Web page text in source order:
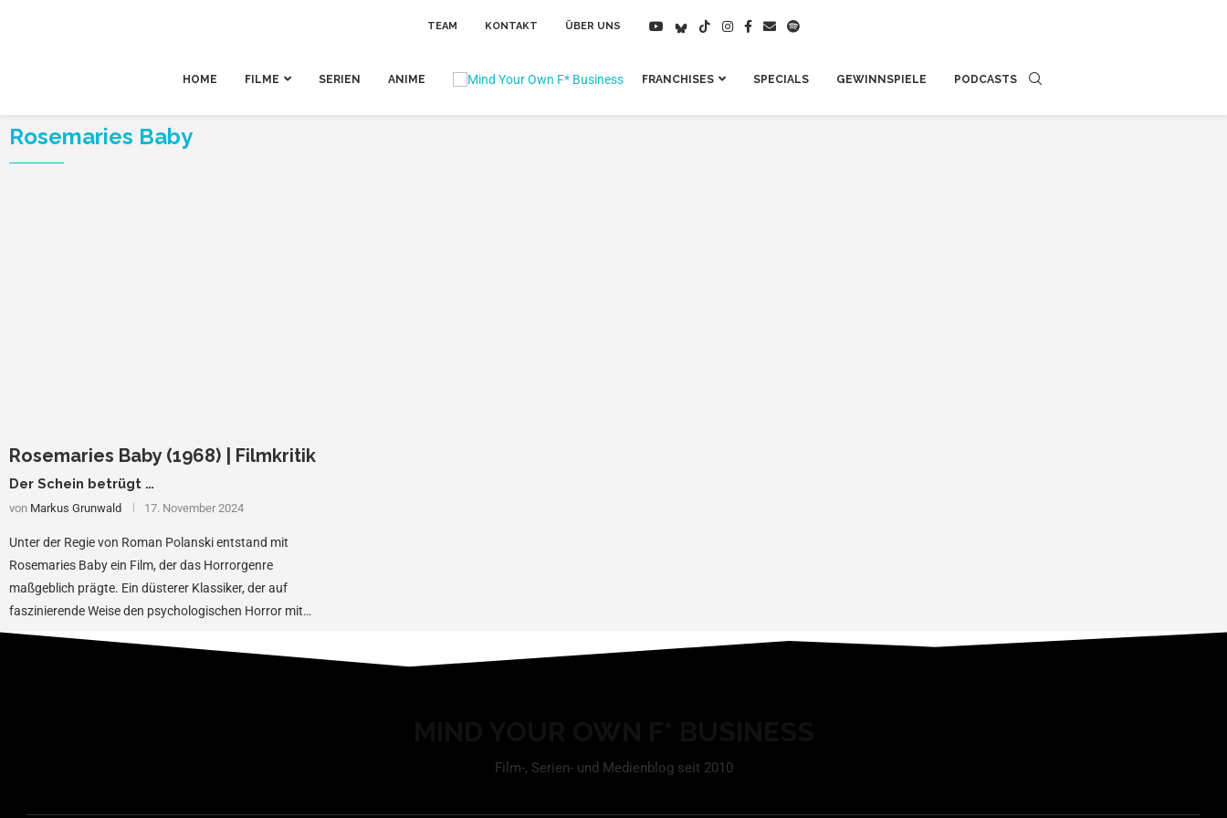
TEAM KONTAKT ÜBER UNS
HOME FILME SERIEN ANIME FRANCHISES SPECIALS GEWINNSPIELE PODCASTS
Rosemaries Baby
Rosemaries Baby (1968) | Filmkritik
Der Schein betrügt …
von Markus Grunwald 17. November 2024
Unter der Regie von Roman Polanski entstand mit
Rosemaries Baby ein Film, der das Horrorgenre
maßgeblich prägte. Ein düsterer Klassiker, der auf
faszinierende Weise den psychologischen Horror mit
einer beängstigenden …
Film-, Serien- und Medienblog seit 2010